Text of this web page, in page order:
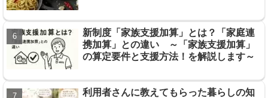
新制度「家族支援加算」とは？「家庭連
携加算」との違い ～「家族支援加算」
の算定要件と支援方法！を解説します～
利用者さんに教えてもらった暮らしの知